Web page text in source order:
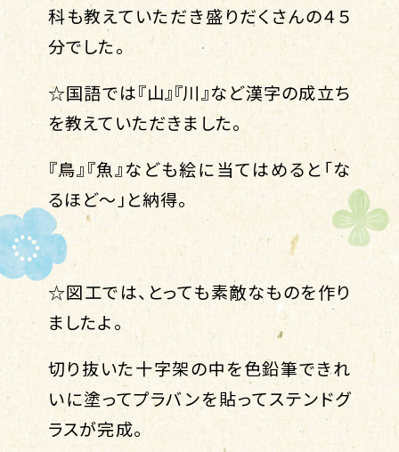
科も教えていただき盛りだくさんの４５
分でした。
☆国語では『山』『川』など漢字の成立ち
を教えていただきました。
『鳥』『魚』なども絵に当てはめると「な
るほど～」と納得。
☆図工では、とっても素敵なものを作り
ましたよ。
切り抜いた十字架の中を色鉛筆できれ
いに塗ってプラバンを貼ってステンドグ
ラスが完成。